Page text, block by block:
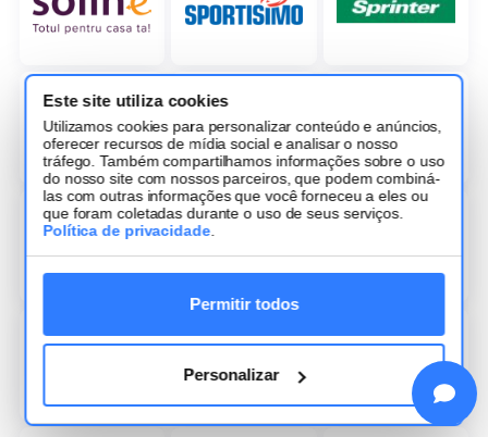
Este site utiliza cookies
Utilizamos cookies para personalizar conteúdo e anúncios,
oferecer recursos de mídia social e analisar o nosso
tráfego. Também compartilhamos informações sobre o uso
do nosso site com nossos parceiros, que podem combiná-
las com outras informações que você forneceu a eles ou
que foram coletadas durante o uso de seus serviços.
Política de privacidade
Permitir todos
Personalizar